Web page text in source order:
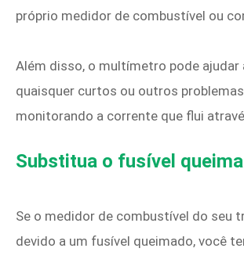
próprio medidor de combustível ou
Além disso, o multímetro pode
quaisquer curtos ou outros
monitorando a corrente que flui
Substitua o fusível
Se o medidor de combustível do seu
devido a um fusível queimado, você